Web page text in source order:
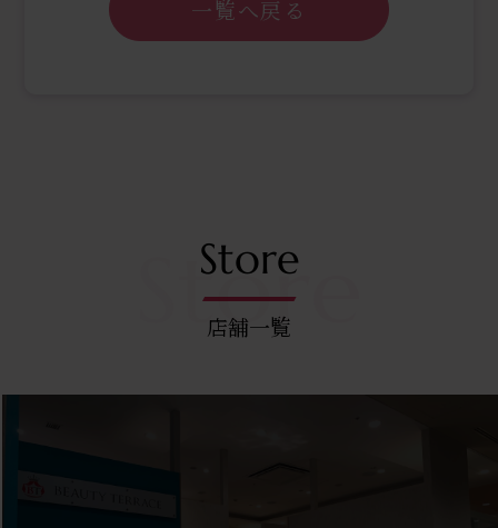
一覧へ戻る
Store
店舗一覧